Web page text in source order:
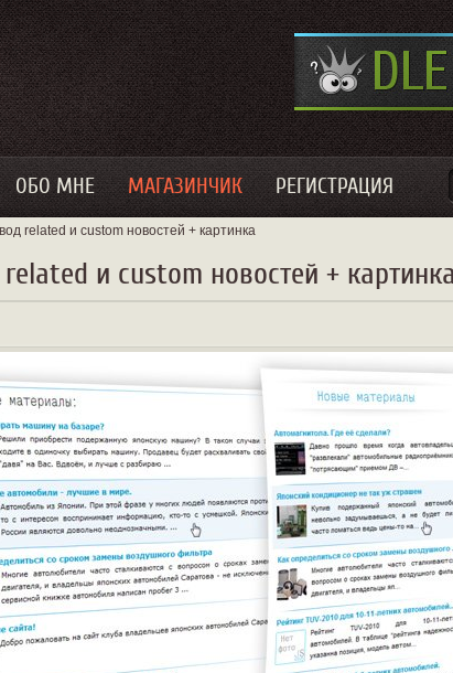
ОБО МНЕ МАГАЗИНЧИК РЕГИСТРАЦИЯ
related и custom новостей + картинка
и custom новостей + картинка